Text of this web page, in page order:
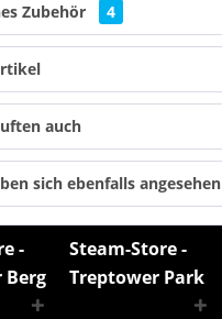
Zubehör 4
auch
sich ebenfalls angesehen
-
Berg
Steam-Store -
Treptower Park